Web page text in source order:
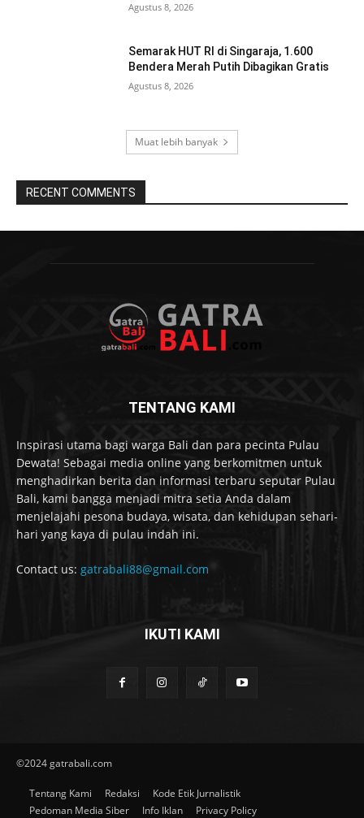
Agustus 8, 2026
Semarak HUT RI di Singaraja, 1.600
Bendera Merah Putih Dibagikan Gratis
Agustus 8, 2026
Muat lebih banyak
RECENT COMMENTS
TENTANG KAMI
Inspirasi utama bagi warga Bali dan para pecinta Pulau
Dewata! Sebagai media online yang berkomitmen untuk
menghadirkan berita dan informasi terbaru seputar Pulau
Bali, kami bangga menjadi mitra setia Anda dalam
menjelajahi pesona budaya, wisata, dan kehidupan sehari-
hari yang kaya di pulau indah ini.
Contact us: gatrabali88@gmail.com
IKUTI KAMI
©2024 gatrabali.com
Tentang Kami Redaksi
Kode Etik Jurnalistik
Pedoman Media Siber
Info Iklan Privacy Policy